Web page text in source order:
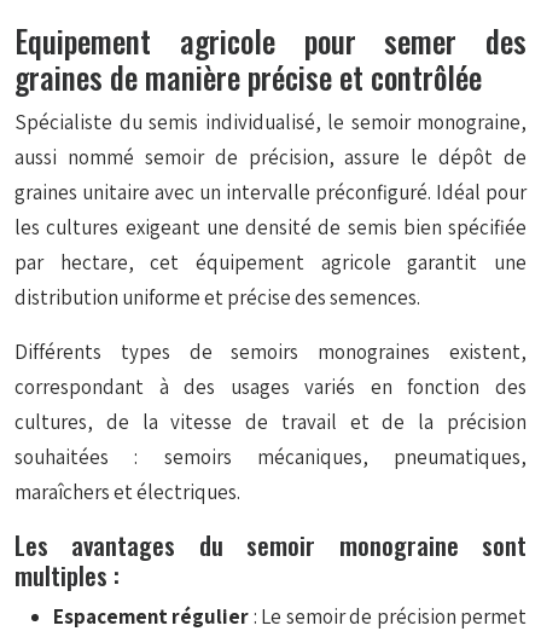
Equipement agricole pour semer des
graines de manière précise et contrôlée
Spécialiste du semis individualisé, le semoir monograine,
aussi nommé semoir de précision, assure le dépôt de
graines unitaire avec un intervalle préconfiguré. Idéal pour
les cultures exigeant une densité de semis bien spécifiée
par hectare, cet équipement agricole garantit une
distribution uniforme et précise des semences.
Différents types de semoirs monograines existent,
correspondant à des usages variés en fonction des
cultures, de la vitesse de travail et de la précision
souhaitées : semoirs mécaniques, pneumatiques,
maraîchers et électriques.
Les avantages du semoir monograine sont
multiples :
Espacement régulier: Le semoir de précision permet